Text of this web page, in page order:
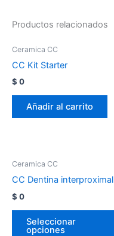
Productos relacionados
Ceramica CC
CC Kit Starter
$ 0
Añadir al carrito
Ceramica CC
CC Dentina interproximal
$ 0
Seleccionar
opciones